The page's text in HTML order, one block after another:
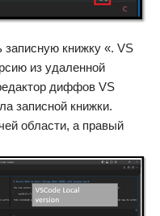
книжку «. VS
из удаленной
диффов VS
записной книжки.
области, а правый